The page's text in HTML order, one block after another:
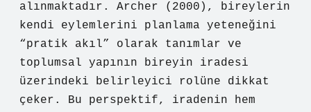
alınmaktadır. Archer (2000), bireylerin
kendi eylemlerini planlama yeteneğini
“pratik akıl” olarak tanımlar ve
toplumsal yapının bireyin iradesi
üzerindeki belirleyici rolüne dikkat
çeker. Bu perspektif, iradenin hem